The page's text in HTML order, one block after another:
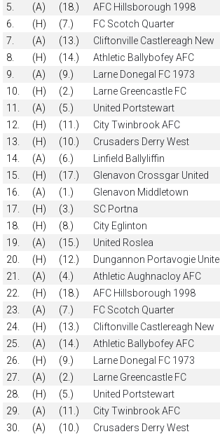
5.
(A) (18.) AFC Hillsborough 1998
6.
(H) (7.) FC Scotch Quarter
7.
(A) (13.) Cliftonville Castlereagh New
8.
(H) (14.) Athletic Ballybofey AFC
9.
(A) (9.) Larne Donegal FC 1973
10.
(H) (2.) Larne Greencastle FC
11.
(A) (5.) United Portstewart
12.
(H) (11.) City Twinbrook AFC
13.
(H) (10.) Crusaders Derry West
14.
(A) (6.) Linfield Ballyliffin
15.
(H) (17.) Glenavon Crossgar United
16.
(A) (1.) Glenavon Middletown
17.
(H) (3.) SC Portna
18.
(H) (8.) City Eglinton
19.
(A) (15.) United Roslea
20.
(H) (12.) Dungannon Portavogie
21.
(A) (4.) Athletic Aughnacloy AFC
22.
(H) (18.) AFC Hillsborough 1998
23.
(A) (7.) FC Scotch Quarter
24.
(H) (13.) Cliftonville Castlereagh New
25.
(A) (14.) Athletic Ballybofey AFC
26.
(H) (9.) Larne Donegal FC 1973
27.
(A) (2.) Larne Greencastle FC
28.
(H) (5.) United Portstewart
29.
(A) (11.) City Twinbrook AFC
30.
(A) (10.) Crusaders Derry West